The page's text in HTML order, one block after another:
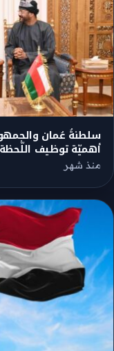
سلطنةُ عُمان
أهميّة توظيف اللّحظة
منذ شهر